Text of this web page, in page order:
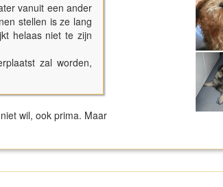
vanuit een ander
stellen is ze lang
helaas niet te zijn
zal worden,
wil, ook prima. Maar